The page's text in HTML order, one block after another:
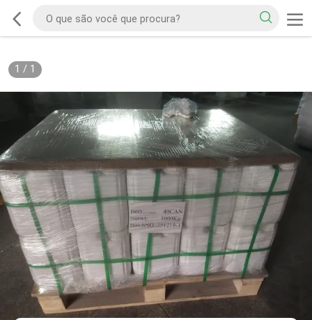
1 / 1